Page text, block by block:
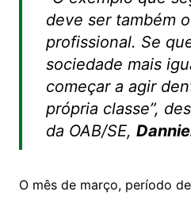
deve ser também
profissional. Se
sociedade mais
começar a agir
própria classe”,
da OAB/SE,
O mês de março, período